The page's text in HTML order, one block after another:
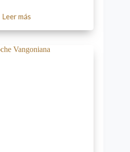
Leer más